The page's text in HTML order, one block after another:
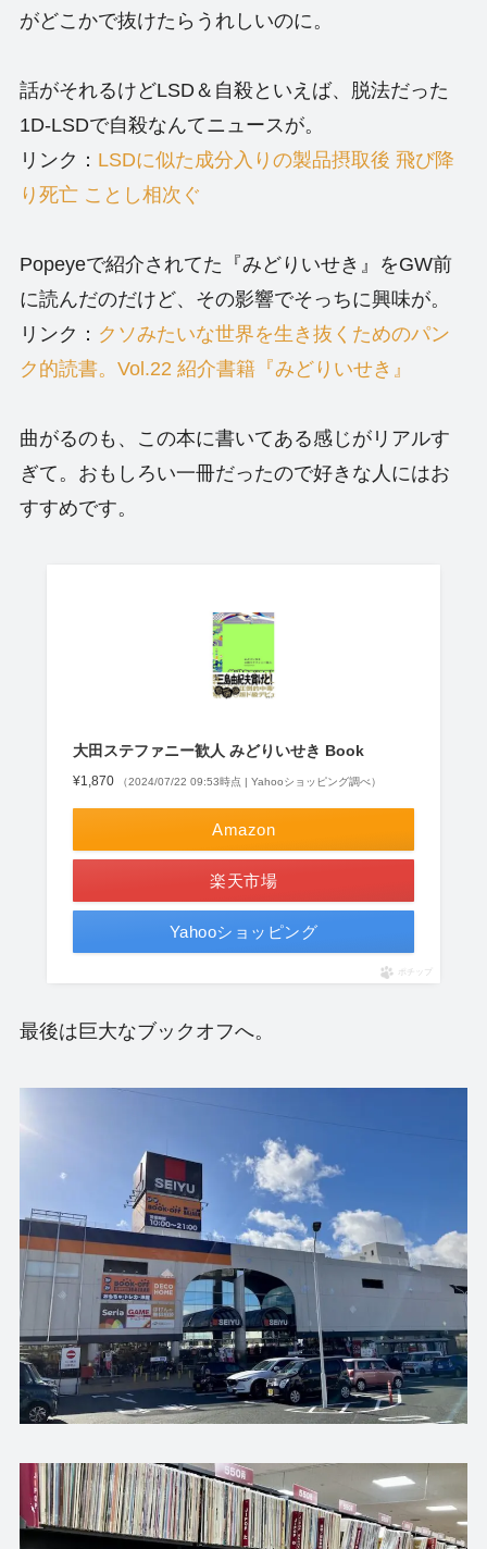
がどこかで抜けたらうれしいのに。
話がそれるけどLSD＆自殺といえば、脱法だった
1D-LSDで自殺なんてニュースが。
リンク： LSDに似た成分入りの製品摂取後 飛び降
り死亡 ことし相次ぐ
Popeyeで紹介されてた『みどりいせき』をGW前
に読んだのだけど、その影響でそっちに興味が。
リンク： クソみたいな世界を生き抜くためのパン
ク的読書。Vol.22 紹介書籍『みどりいせき』
曲がるのも、この本に書いてある感じがリアルす
ぎて。おもしろい一冊だったので好きな人にはお
すすめです。
大田ステファニー歓人 みどりいせき Book
¥1,870 （2024/07/22 09:53時点 | Yahooショッピング調べ）
Amazon
楽天市場
Yahooショッピング
ポチップ
最後は巨大なブックオフへ。